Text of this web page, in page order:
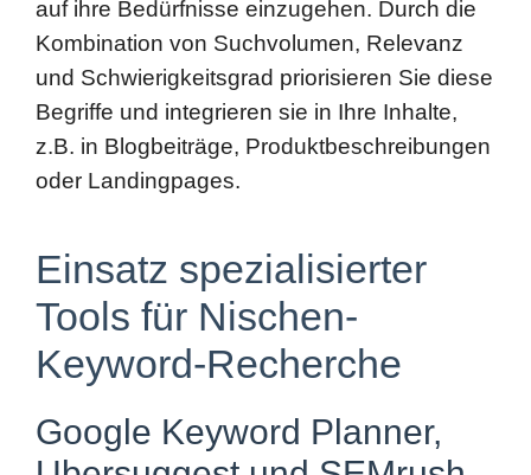
Begriffe und integrieren sie in Ihre Inhalte,
z.B. in Blogbeiträge, Produktbeschreibungen
oder Landingpages.
Einsatz spezialisierter
Keyword-Recherche
Google Keyword Planner,
Ubersuggest und SEMrush
im Vergleich